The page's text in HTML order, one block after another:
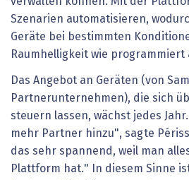
Szenarien automatisieren,
Geräte bei bestimmten
Raumhelligkeit wie programmiert
Das Angebot an Geräten (von
Partnerunternehmen), die sich
steuern lassen, wächst jedes
mehr Partner hinzu", sagte
das sehr spannend, weil man
Plattform hat." In diesem Sinne